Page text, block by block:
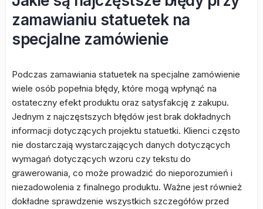
zamawianiu statuetek na
specjalne zamówienie
Podczas zamawiania statuetek na specjalne zamówienie
wiele osób popełnia błędy, które mogą wpłynąć na
ostateczny efekt produktu oraz satysfakcję z zakupu.
Jednym z najczęstszych błędów jest brak dokładnych
informacji dotyczących projektu statuetki. Klienci często
nie dostarczają wystarczających danych dotyczących
wymagań dotyczących wzoru czy tekstu do
grawerowania, co może prowadzić do nieporozumień i
niezadowolenia z finalnego produktu. Ważne jest również
dokładne sprawdzenie wszystkich szczegółów przed